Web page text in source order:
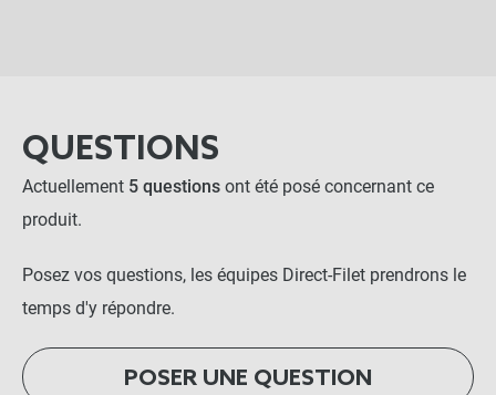
QUESTIONS
Actuellement 5 questions ont été posé concernant ce
produit.
Posez vos questions, les équipes Direct-Filet prendrons le
temps d'y répondre.
POSER UNE QUESTION